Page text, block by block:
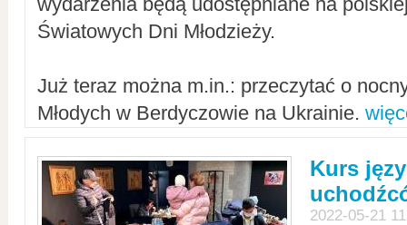
Światowych Dni Młodzieży.
Już teraz można m.in.: przeczytać o
Młodych w Berdyczowie na Ukrainie.
Kurs
2022-05-21